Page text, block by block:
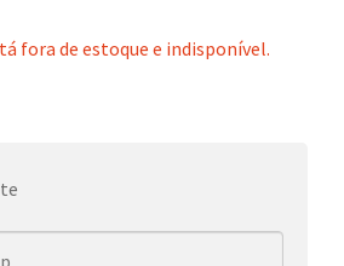
fora de estoque e indisponível.